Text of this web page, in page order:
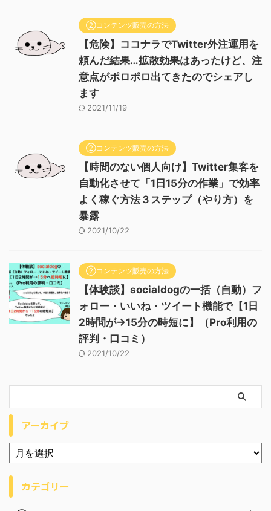
②コンテンツ販売の方法
【危険】ココナラでTwitter外注運用を
頼んだ結果…拡散効果はあったけど、注
意点がポロポロ出てきたのでシェアし
ます
2021/11/19
②コンテンツ販売の方法
【時間のない個人向け】Twitter集客を
自動化させて「1日15分の作業」で効率
よく稼ぐ方法３ステップ（やり方）を
暴露
2021/10/22
②コンテンツ販売の方法
【体験談】socialdogの一括（自動）フ
ォロー・いいね・ツイート機能で【1日
2時間が→15分の時短に】（Pro利用の
評判・口コミ）
2021/10/22
アーカイブ
カテゴリー